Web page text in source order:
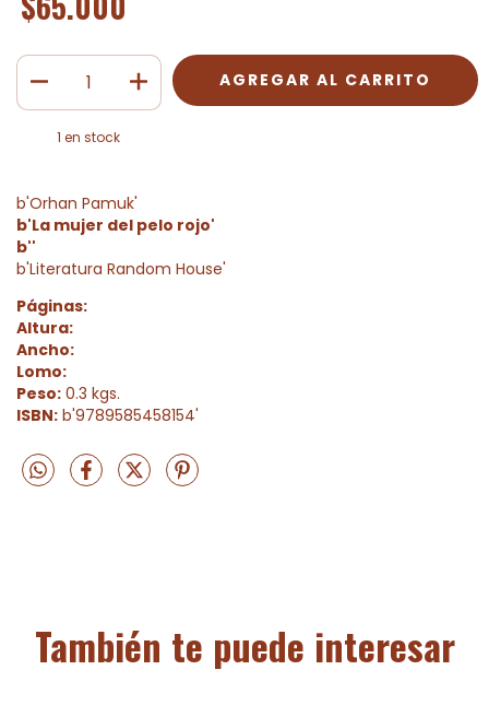
1 en stock
b'Orhan Pamuk'
b'La mujer del pelo rojo'
b''
b'Literatura Random House'
Páginas:
Altura:
Ancho:
Lomo:
Peso: 0.3 kgs.
ISBN: b'9789585458154'
También te puede interesar